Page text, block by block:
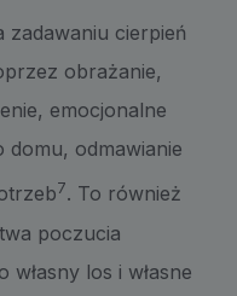
zadawaniu cierpień
obrażanie,
emocjonalne
domu, odmawianie
7. To również
poczucia
los i własne